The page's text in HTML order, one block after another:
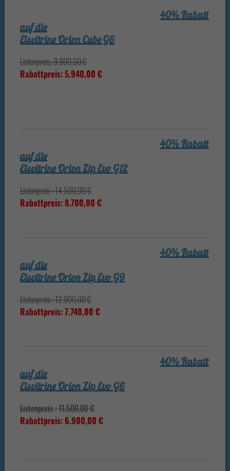
40% Rabatt
auf die
Eisvitrine Orion Cube G6
Listenpreis: 9.900,00 €
Rabattpreis: 5.940,00 €
40% Rabatt
auf die
Eisvitrine Orion Zip Evo G12
Listenpreis : 14.500,00 €
Rabattpreis: 8.700,00 €
40% Rabatt
auf die
Eisvitrine Orion Zip Evo G9
Listenpreis : 12.900,00 €
Rabattpreis: 7.740,00 €
40% Rabatt
auf die
Eisvitrine Orion Zip Evo G6
Listenpreis : 11.500,00 €
Rabattpreis: 6.900,00 €